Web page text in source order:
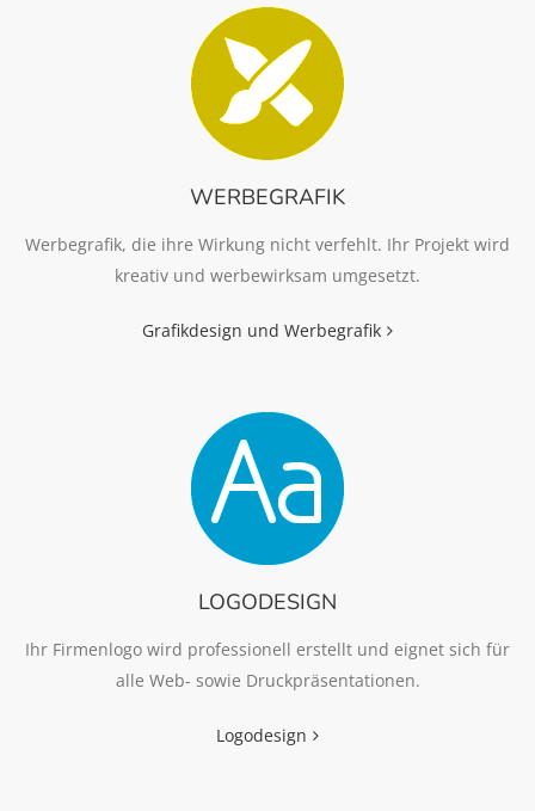
WERBEGRAFIK
Werbegrafik, die ihre Wirkung nicht verfehlt. Ihr Projekt wird
kreativ und werbewirksam umgesetzt.
Grafikdesign und Werbegrafik
LOGODESIGN
Ihr Firmenlogo wird professionell erstellt und eignet sich für
alle Web- sowie Druckpräsentationen.
Logodesign